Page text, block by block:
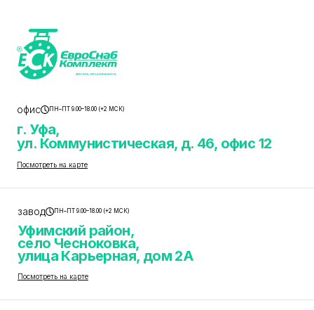
офис ПН–ПТ 9.00–18.00 (+2 МСК)
г. Уфа,
ул. Коммунистическая, д. 46, офис 12
Посмотреть на карте
завод ПН–ПТ 9.00–18.00 (+2 МСК)
Уфимский район,
село Чесноковка,
улица Карьерная, дом 2А
Посмотреть на карте